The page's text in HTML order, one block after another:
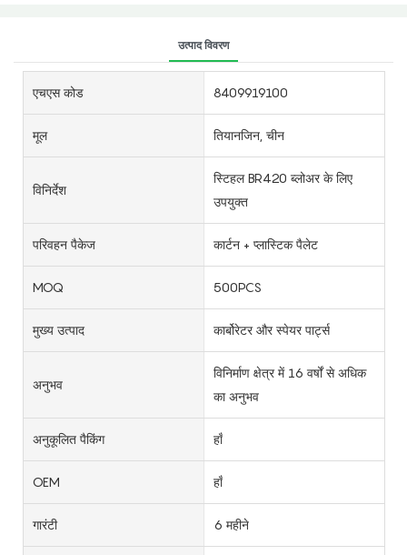
उत्पाद विवरण
एचएस कोड 8409919100
मूल तियानजिन, चीन
विनिर्देश
स्टिहल BR420 ब्लोअर के लिए
उपयुक्त
परिवहन पैकेज कार्टन + प्लास्टिक पैलेट
MOQ 500PCS
मुख्य उत्पाद कार्बोरेटर और स्पेयर पार्ट्स
अनुभव
विनिर्माण क्षेत्र में 16 वर्षों से अधिक
का अनुभव
अनुकूलित पैकिंग हाँ
OEM हाँ
गारंटी 6 महीने